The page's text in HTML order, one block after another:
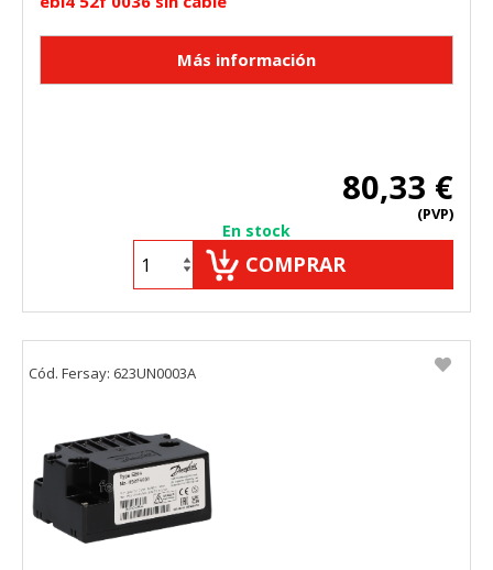
80,33 €
(PVP)
En stock
COMPRAR
Cód. Fersay: 623UN0003A